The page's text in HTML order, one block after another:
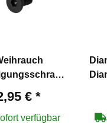
- Weihrauch
9551
€ *
verfügbar